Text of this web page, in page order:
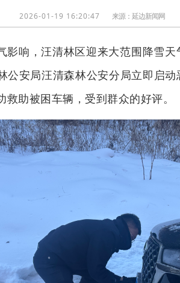
2026-01-19 16:20:47 来源： 延边新闻网
影响，汪清林区迎来大范围降雪
公安局汪清森林公安分局立即启
助被困车辆，受到群众的好评。